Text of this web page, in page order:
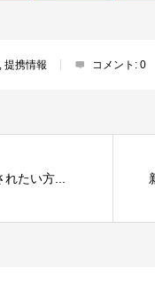
提携情報 コメント: 0
たい方...